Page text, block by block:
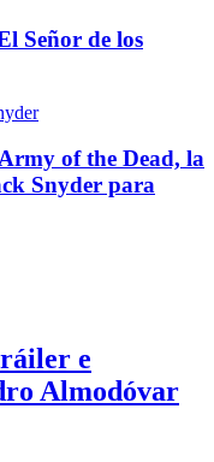
Señor de los
of the Dead, la
Snyder para
e
Almodóvar